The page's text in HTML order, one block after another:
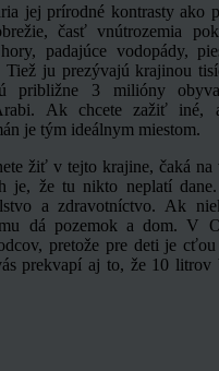
jej prírodné kontrasty ako
časť vnútrozemia
padajúce vodopády,
Tiež ju prezývajú krajinou
približne 3 milióny
Ak chcete zažiť iné,
je tým ideálnym miestom.
žiť v tejto krajine, čaká na
je, že tu nikto neplatí
a zdravotníctvo. Ak
dá pozemok a dom. V
pretože pre deti je
prekvapí aj to, že 10 litrov